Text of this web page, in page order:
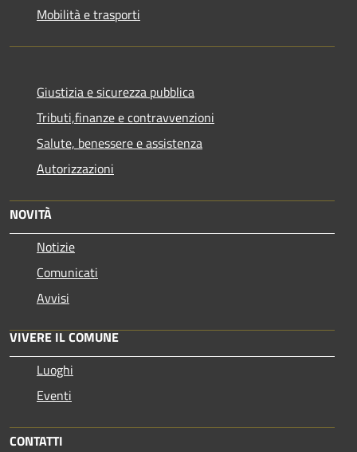
Mobilità e trasporti
Giustizia e sicurezza pubblica
Tributi,finanze e contravvenzioni
Salute, benessere e assistenza
Autorizzazioni
NOVITÀ
Notizie
Comunicati
Avvisi
VIVERE IL COMUNE
Luoghi
Eventi
CONTATTI